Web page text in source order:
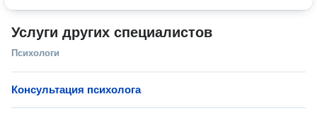
Услуги других специалистов
Психологи
Консультация психолога